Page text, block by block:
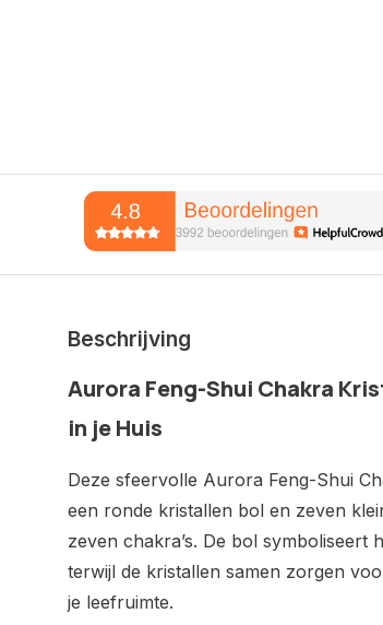
Beschrijving
Aurora Feng-Shui Chakra
in je Huis
Deze sfeervolle Aurora Feng-Shui
een ronde kristallen bol en zeven
zeven chakra’s. De bol symboliseert
terwijl de kristallen samen zorgen
je leefruimte.